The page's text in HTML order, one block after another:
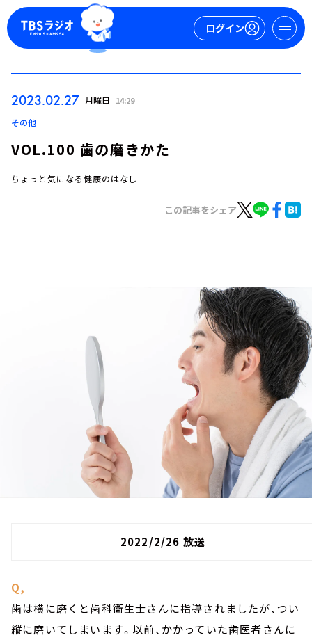
ログイン
イベント・グッズ
2023.02.27 月曜日 14:29
その他
VOL.100 歯の磨きかた
ちょっと気になる健康のはなし
この記事をシェア
2022/2/26 放送
Q,
歯は横に磨くと歯科衛生士さんに指導されましたが、つい
縦に磨いてしまいます。以前、かかっていた歯医者さんに